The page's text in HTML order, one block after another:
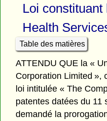
Loi constituant
Health
Table des matières
ATTENDU QUE la «
Corporation Limited »,
loi intitulée « The
patentes datées du 11
demandé la